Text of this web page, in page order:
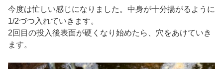
今度は忙しい感じになりました。中身が十分揚がるように
1/2づつ入れていきます。
2回目の投入後表面が硬くなり始めたら、穴をあけていき
ます。